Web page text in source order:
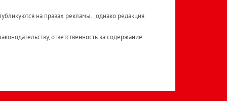
на правах рекламы. , однако редакция
ответственность за содержание